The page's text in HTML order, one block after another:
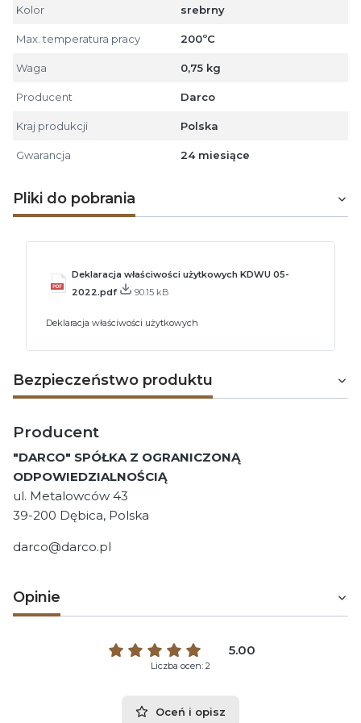
Kolor srebrny
Max. temperatura pracy 200ºC
Waga 0,75 kg
Producent Darco
Kraj produkcji Polska
Gwarancja 24 miesiące
Pliki do pobrania
Deklaracja właściwości użytkowych KDWU 05-
2022.pdf
90.15 kB
Deklaracja właściwości użytkowych
Bezpieczeństwo produktu
Producent
"DARCO" SPÓŁKA Z OGRANICZONĄ
ODPOWIEDZIALNOŚCIĄ
ul. Metalowców 43
39-200 Dębica, Polska
darco@darco.pl
Opinie
5.00
Liczba ocen: 2
Oceń i opisz